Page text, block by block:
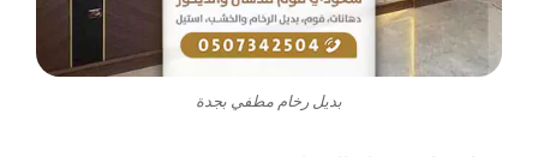
بديل رخام مطفي بجدة